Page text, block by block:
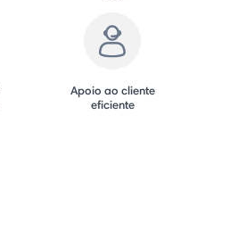
Apoio ao cliente
eficiente